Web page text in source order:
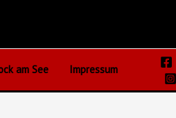
am See Impressum